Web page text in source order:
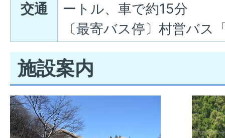
交通
ートル、車で約15分
〔最寄バス停〕村営バス
施設案内